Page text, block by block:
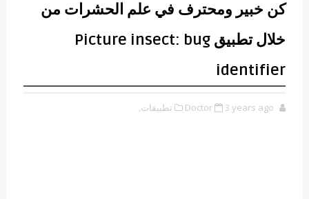
كن خبير ومحترف في علم الحشرات من
خلال تطبيق Picture insect: bug
identifier
Doctor 3 years ago تطبيقات,